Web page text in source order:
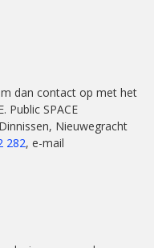
dan contact op met het
Public SPACE
Nieuwegracht
282, e-mail